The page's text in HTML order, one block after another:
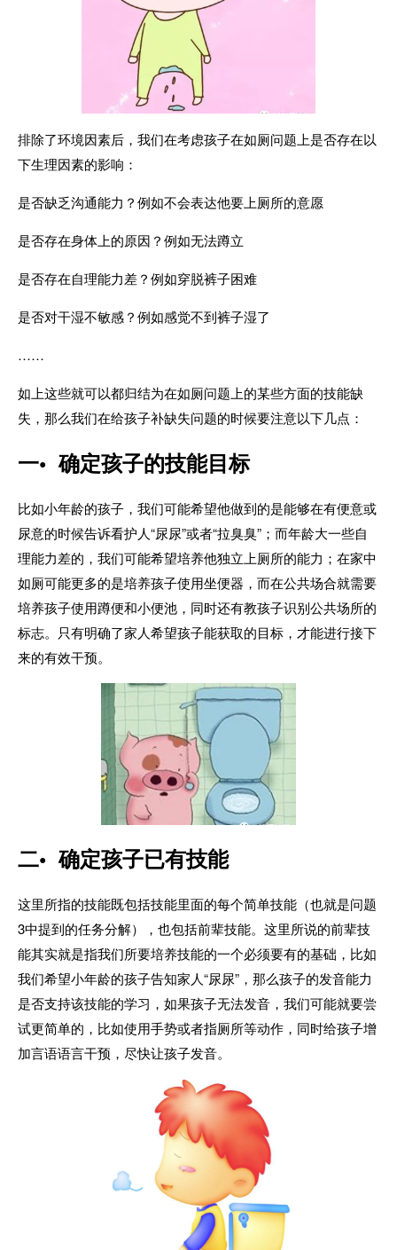
排除了环境因素后，我们在考虑孩子在如厕问题上是否存在以
下生理因素的影响：
是否缺乏沟通能力？例如不会表达他要上厕所的意愿
是否存在身体上的原因？例如无法蹲立
是否存在自理能力差？例如穿脱裤子困难
是否对干湿不敏感？例如感觉不到裤子湿了
……
如上这些就可以都归结为在如厕问题上的某些方面的技能缺
失，那么我们在给孩子补缺失问题的时候要注意以下几点：
一• 确定孩子的技能目标
比如小年龄的孩子，我们可能希望他做到的是能够在有便意或
尿意的时候告诉看护人“尿尿”或者“拉臭臭”；而年龄大一些自
理能力差的，我们可能希望培养他独立上厕所的能力；在家中
如厕可能更多的是培养孩子使用坐便器，而在公共场合就需要
培养孩子使用蹲便和小便池，同时还有教孩子识别公共场所的
标志。只有明确了家人希望孩子能获取的目标，才能进行接下
来的有效干预。
二• 确定孩子已有技能
这里所指的技能既包括技能里面的每个简单技能（也就是问题
3中提到的任务分解），也包括前辈技能。这里所说的前辈技
能其实就是指我们所要培养技能的一个必须要有的基础，比如
我们希望小年龄的孩子告知家人“尿尿”，那么孩子的发音能力
是否支持该技能的学习，如果孩子无法发音，我们可能就要尝
试更简单的，比如使用手势或者指厕所等动作，同时给孩子增
加言语语言干预，尽快让孩子发音。